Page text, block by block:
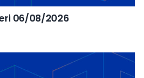
06/08/2026